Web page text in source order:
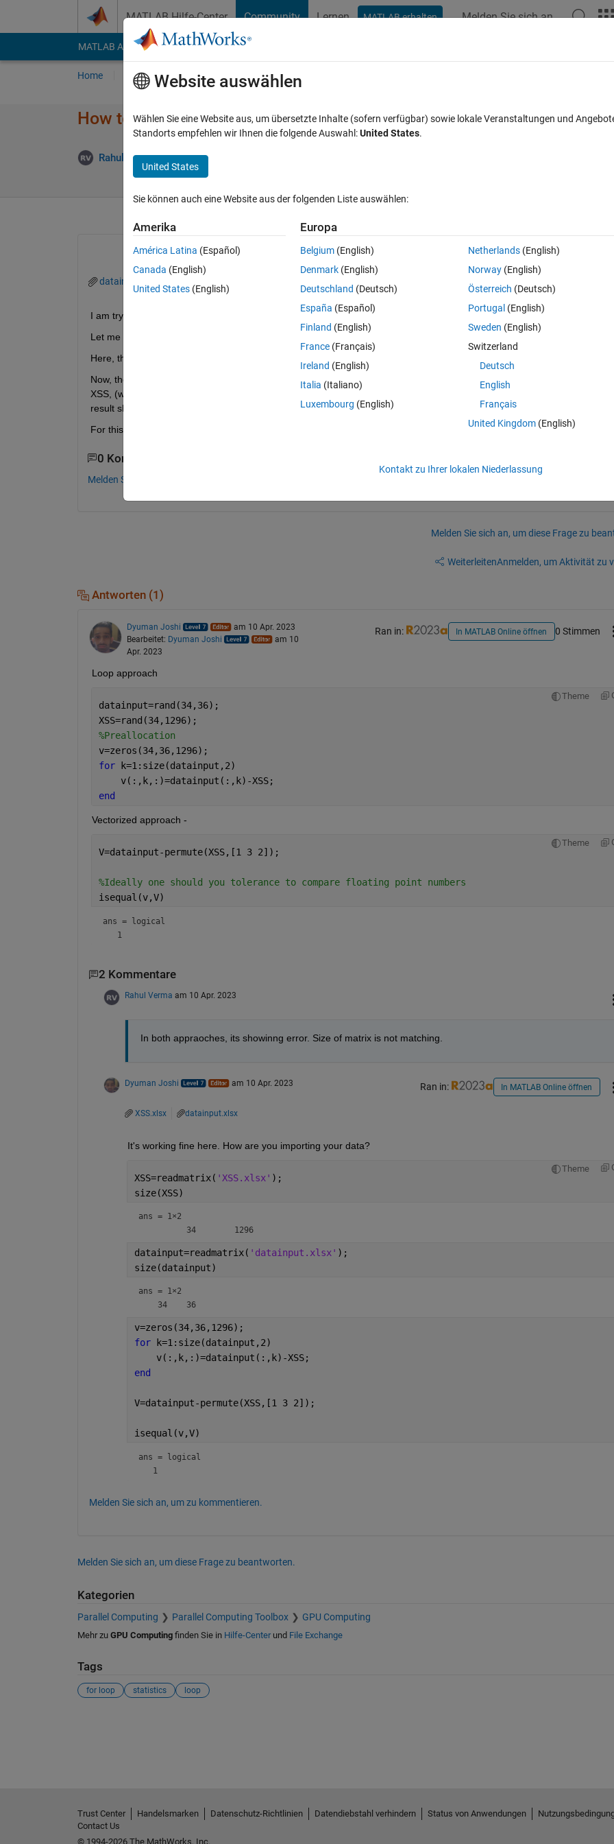
MATLAB Hilfe-Center Community Lernen MATLAB erhalten Melden Sie sich an
MATLAB Answers File Exchange Cody
Home Fragen Antworten Durchsuchen
How to create the "for" loop?
Rahul Verma 10 Apr. 2023
0 Stimmen
datainput.xlsx
I am trying to create 'for' loop for one easy problem. It is a simple subsraction.
Let me explain more about. So i want to calculate "v" by using this formula;
v = datainput - XSS
Here, the
Now, the trick is that when the substraction takes place, it should be in a manner that 1st column of datainput - /minus
XSS, (which will give a matrix of size 34*1296). Likewise for whole 36 columns the substraction should happen. And the
result should be stored in
v (of size 34*36*1296).
For this i am attaching the datainput and XSS excel files.
0 Kommentare
Melden Sie sich an, um zu kommentieren.
Melden Sie sich an, um diese Frage zu
WeiterleitenAnmelden, um Aktivität zu
Antworten (1)
Dyuman Joshi
am 10 Apr. 2023
Bearbeitet: Dyuman Joshi
am 10
Apr. 2023
Ran in: In MATLAB Online öffnen 0 Stimmen
Loop approach
Theme
datainput=rand(34,36);
XSS=rand(34,1296);
%Preallocation
v=zeros(34,36,1296);
for
k=1:size(datainput,2)
    v(:,k,:)=datainput(:,k)-XSS;
end
Vectorized approach -
Theme
V=datainput-permute(XSS,[1 3 2]);
%Ideally one should you tolerance to compare floating point numbers
isequal(v,V)
ans =
logical
   1
2 Kommentare
Rahul Verma am 10 Apr. 2023
In both appraoches, its showinng error. Size of matrix is not matching.
Dyuman Joshi am 10 Apr. 2023 Ran in: In MATLAB Online öffnen
XSS.xlsx datainput.xlsx
It's working fine here. How are you importing your data?
Theme
XSS=readmatrix( 'XSS.xlsx' );
size(XSS)
ans = 1×2
          34        1296
datainput=readmatrix( 'datainput.xlsx' );
size(datainput)
ans = 1×2
    34    36
v=zeros(34,36,1296);
for
k=1:size(datainput,2)
    v(:,k,:)=datainput(:,k)-XSS;
end
V=datainput-permute(XSS,[1 3 2]);
isequal(v,V)
ans = logical
Melden Sie sich an, um zu kommentieren.
Melden Sie sich an, um diese Frage zu beantworten.
Kategorien
Parallel Computing Parallel Computing Toolbox GPU Computing
Mehr zu GPU Computingfinden Sie in Hilfe-Centerund File Exchange
Tags
for loop statistics loop
Website auswählen
Wählen Sie eine Website aus, um übersetzte Inhalte (sofern verfügbar) sowie lokale Veranstaltungen und
Standorts empfehlen wir Ihnen die folgende Auswahl:United States.
United States
Sie können auch eine Website aus der folgenden Liste auswählen:
Amerika
América Latina (Español)
Canada (English)
United States (English)
Europa
Belgium (English)
Denmark (English)
Deutschland (Deutsch)
España (Español)
Finland (English)
France (Français)
Ireland (English)
Italia (Italiano)
Luxembourg (English)
Netherlands(English)
Norway(English)
Österreich (Deutsch)
Portugal (English)
Sweden (English)
Switzerland
Deutsch
English
Français
United Kingdom(English)
Kontakt zu Ihrer lokalen Niederlassung
Trust Center Handelsmarken Datenschutz-Richtlinien Datendiebstahl verhindern Status von Anwendungen
Contact Us
© 1994-2026 The MathWorks, Inc.